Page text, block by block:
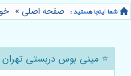
صفحه اصلی »
⭐️ مینی بوس دربستی تهران 1403: مقایسه قیمت، بررسی کاربردها و نکات کلیدی 🚌